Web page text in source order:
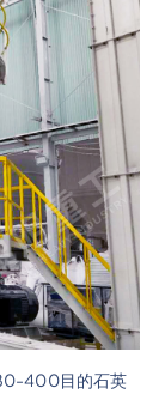
400目的石英